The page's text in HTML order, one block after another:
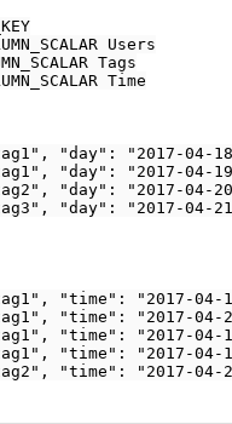
Users
Tags
Time
"day": "2017-04-
"day": "2017-04-
"day": "2017-04-
"day": "2017-04-
"time": "2017-04-
"time": "2017-04-
"time": "2017-04-
"time": "2017-04-
"time": "2017-04-